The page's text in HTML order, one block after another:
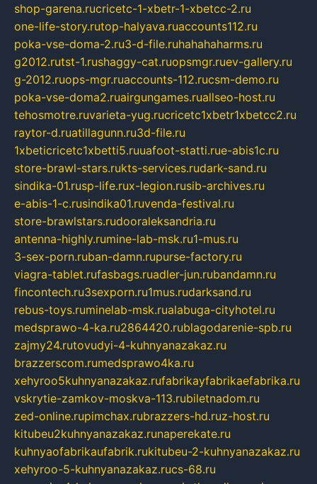
shop-garena.rucricetc-1-xbetr-1-xbetcc-2.ru
one-life-story.rutop-halyava.ruaccounts112.ru
poka-vse-doma-2.ru3-d-file.ruhahahaharms.ru
g2012.rutst-1.rushaggy-cat.ruopsmgr.ruev-gallery.ru
g-2012.ruops-mgr.ruaccounts-112.rucsm-demo.ru
poka-vse-doma2.ruairgungames.ruallseo-host.ru
tehosmotre.ruvarieta-yug.rucricetc1xbetr1xbetcc2.ru
raytor-d.ruatillagunn.ru3d-file.ru
1xbeticricetc1xbetti5.ruuafoot-statti.rue-abis1c.ru
store-brawl-stars.rukts-services.rudark-sand.ru
sindika-01.rusp-life.rux-legion.rusib-archives.ru
e-abis-1-c.rusindika01.ruvenda-festival.ru
store-brawlstars.rudooraleksandria.ru
antenna-highly.rumine-lab-msk.ru1-mus.ru
3-sex-porn.ruban-damn.rupurse-factory.ru
viagra-tablet.rufasbags.ruadler-jun.rubandamn.ru
fincontech.ru3sexporn.ru1mus.rudarksand.ru
rebus-toys.ruminelab-msk.rualabuga-cityhotel.ru
medsprawo-4-ka.ru2864420.rublagodarenie-spb.ru
zajmy24.rutovudyi-4-kuhnyanazakaz.ru
brazzerscom.rumedsprawo4ka.ru
xehyroo5kuhnyanazakaz.rufabrikayfabrikaefabrika.ru
vskrytie-zamkov-moskva-113.rubiletnadom.ru
zed-online.rupimchax.rubrazzers-hd.ruz-host.ru
kitubeu2kuhnyanazakaz.runaperekate.ru
kuhnyaofabrikaufabrik.rukitubeu-2-kuhnyanazakaz.ru
xehyroo-5-kuhnyanazakaz.rucs-68.ru